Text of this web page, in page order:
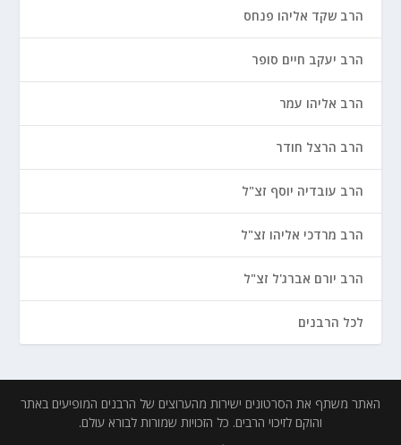
הרב שקד אליהו פנחס
הרב יעקב חיים סופר
הרב אליהו עמר
הרב הרצל חודר
הרב עובדיה יוסף זצ"ל
הרב מרדכי אליהו זצ"ל
הרב יורם אברג'ל זצ"ל
לכל הרבנים
האתר משתף את הסרטונים ישירות מהערוצים של הרבנים המופיעים באתר
והוקם לזיכוי הרבים. כל הזכויות שמורות לבורא עולם.